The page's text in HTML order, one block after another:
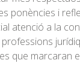
ponències i
atenció a la
que marcaran